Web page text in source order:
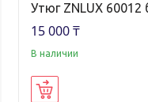
Утюг ZNLUX
15 000 ₸
В наличии